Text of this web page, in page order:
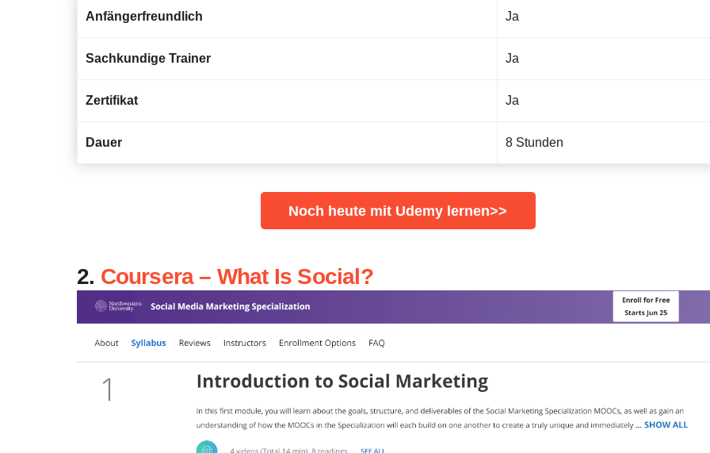
Anfängerfreundlich Ja
Sachkundige Trainer Ja
Zertifikat Ja
Dauer 8 Stunden
Noch heute mit Udemy lernen>>
2. Coursera – What Is Social?